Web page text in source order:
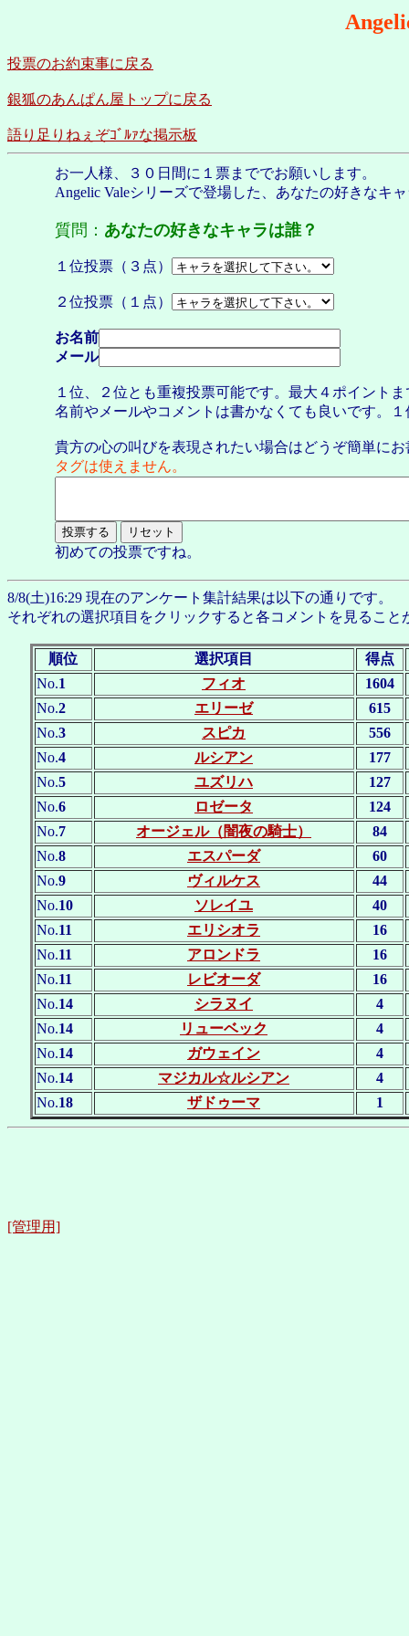
投票のお約束事に戻る
銀狐のあんぱん屋トップに戻る
語り足りねぇぞｺﾞﾙｧな掲示板
お一人様、３０日間に１票まででお願いします。
Angelic Valeシリーズで登場した、あなたの好きなキ
質問： あなたの好きなキャラは誰？
１位投票（３点）
２位投票（１点）
お名前
メール
１位、２位とも重複投票可能です。最大４ポイント
名前やメールやコメントは書かなくても良いです。
貴方の心の叫びを表現されたい場合はどうぞ簡単に
タグは使えません。
初めての投票ですね。
8/8(土)16:29 現在のアンケート集計結果は以下の通りです。
それぞれの選択項目をクリックすると各コメントを見ること
順位 選択項目
得点
No.1 フィオ
1604
No.2 エリーゼ
615
No.3 スピカ
556
No.4 ルシアン
177
No.5 ユズリハ
127
No.6 ロゼータ
124
No.7 オージェル（闇夜の騎士）
84
No.8 エスパーダ
60
No.9 ヴィルケス
44
No.10 ソレイユ
40
No.11 エリシオラ
16
No.11 アロンドラ
16
No.11 レビオーダ
16
No.14 シラヌイ
4
No.14 リューベック
4
No.14 ガウェイン
4
No.14 マジカル☆ルシアン
4
No.18 ザドゥーマ 1
[管理用]